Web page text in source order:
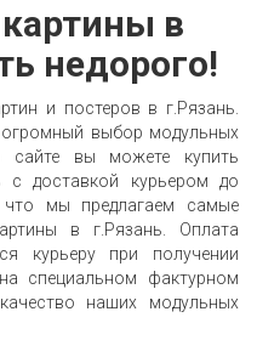
в
недорого!
и постеров в г.Рязань.
выбор модульных
сайте вы можете купить
с доставкой курьером до
что мы предлагаем самые
в г.Рязань. Оплата
курьеру при получении
специальном фактурном
наших модульных